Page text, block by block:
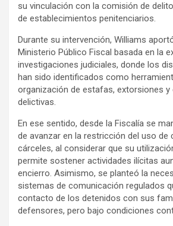
su vinculación con la comisión de
de establecimientos penitenciarios.
Durante su intervención, Williams
Ministerio Público Fiscal basada en la
investigaciones judiciales, donde los
han sido identificados como
organización de estafas, extorsiones
delictivas.
En ese sentido, desde la Fiscalía se
de avanzar en la restricción del uso de
cárceles, al considerar que su
permite sostener actividades ilícitas
encierro. Asimismo, se planteó la
sistemas de comunicación regulados
contacto de los detenidos con sus
defensores, pero bajo condiciones